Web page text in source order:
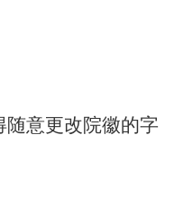
随意更改院徽的字